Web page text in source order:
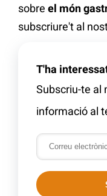
sobre el món
subscriure't al
T'ha
Subscriu-te al
informació al